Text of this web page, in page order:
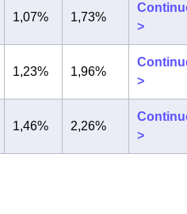
1,07% 1,73%
>
1,23% 1,96%
>
1,46% 2,26%
>